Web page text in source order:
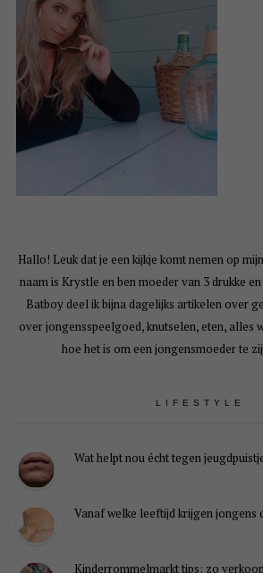
Hallo! Leuk dat je een kijkje komt nemen op
naam is Krystle en ben moeder van 3 drukke
Batboy deel ik bijna dagelijks artikelen over
over jongensspeelgoed, knutselen, eten, alles
hoe het is om een jongensmoeder te
LIFESTYLE
Wat helpt nou écht tegen
Vanaf welke leeftijd krijgen jongens
Kinderrommelmarkt tips: zo